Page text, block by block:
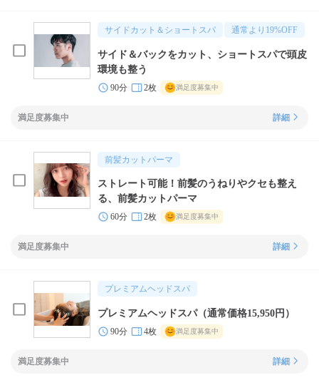
サイドカット＆ショートスパ 通常より 19%OFF
サイド＆バックをカット、ショートスパで頭皮
環境も整う
90分 2枚 満足度募集中
満足度募集中 詳細
前髪カットパーマ
ストレート可能！前髪のうねりやクセも整え
る、前髪カットパーマ
60分 2枚 満足度募集中
満足度募集中 詳細
プレミアムヘッドスパ
プレミアムヘッドスパ（通常価格15,950円）
90分 4枚 満足度募集中
満足度募集中 詳細